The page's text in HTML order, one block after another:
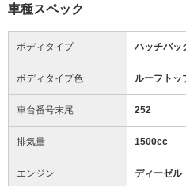
車種スペック
ボディタイプ ハッチバッ
ボディタイプ色 ルーフトッ
車台番号末尾 252
排気量 1500cc
エンジン ディーゼル